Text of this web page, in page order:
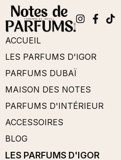
ACCUEIL
LES PARFUMS D'IGOR
PARFUMS DUBAÏ
MAISON DES NOTES
PARFUMS D'INTÉRIEUR
ACCESSOIRES
BLOG
LES PARFUMS D'IGOR